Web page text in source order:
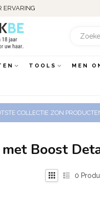
ERVARING
TOOLS MEN
COLLECTIE ZON
Boost
0